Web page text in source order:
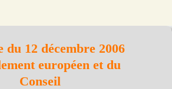
du 12 décembre 2006
européen et du
Conseil